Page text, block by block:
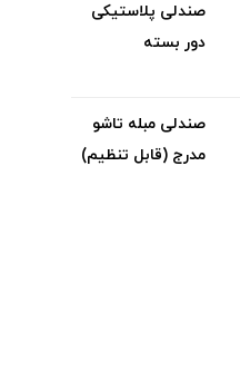
صندلی پلاستیکی
دور بسته
صندلی مبله تاشو
مدرج (قابل تنظیم)